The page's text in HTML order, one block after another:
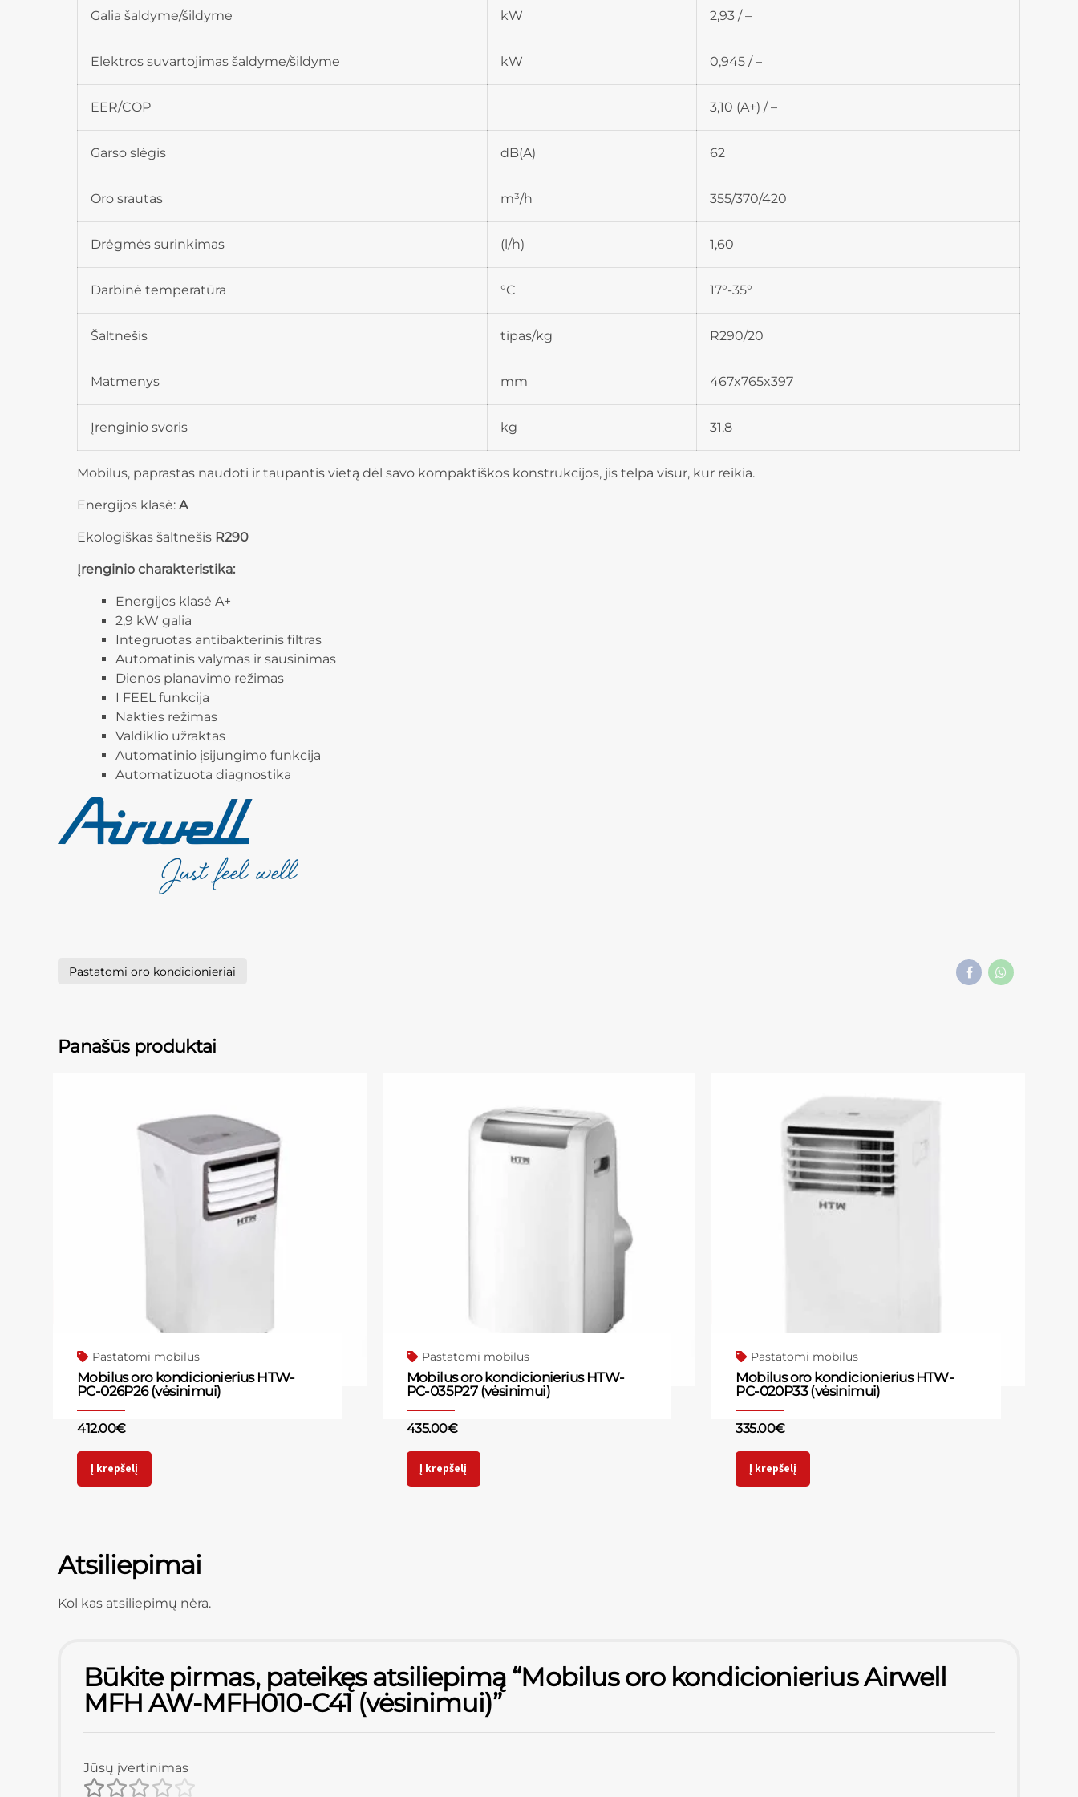
Galia šaldyme/šildyme kW 2,93 / –
Elektros suvartojimas šaldyme/šildyme kW 0,945 / –
EER/COP 3,10 (A+) / –
Garso slėgis dB(A) 62
Oro srautas m³/h 355/370/420
Drėgmės surinkimas (l/h) 1,60
Darbinė temperatūra °C 17°-35°
Šaltnešis tipas/kg R290/20
Matmenys mm 467x765x397
Įrenginio svoris kg 31,8
Mobilus, paprastas naudoti ir taupantis vietą dėl savo kompaktiškos konstrukcijos, jis telpa visur, kur reikia.
Energijos klasė: A
Ekologiškas šaltnešis R290
Įrenginio charakteristika:
Energijos klasė A+
2,9 kW galia
Integruotas antibakterinis filtras
Automatinis valymas ir sausinimas
Dienos planavimo režimas
I FEEL funkcija
Nakties režimas
Valdiklio užraktas
Automatinio įsijungimo funkcija
Automatizuota diagnostika
Pastatomi oro kondicionieriai
Panašūs produktai
Pastatomi mobilūs
Mobilus oro kondicionierius HTW-
PC-026P26 (vėsinimui)
412.00€
Į krepšelį
Pastatomi mobilūs
Mobilus oro kondicionierius HTW-
PC-035P27 (vėsinimui)
435.00€
Į krepšelį
Pastatomi mobilūs
Mobilus oro kondicionierius HTW-
PC-020P33 (vėsinimui)
335.00€
Į krepšelį
Atsiliepimai
Kol kas atsiliepimų nėra.
Būkite pirmas, pateikęs atsiliepimą “Mobilus oro kondicionierius Airwell
MFH AW-MFH010-C41 (vėsinimui)”
Jūsų įvertinimas